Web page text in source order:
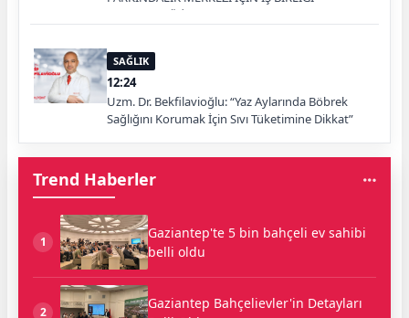
PROTOKOLÜ İMZALANDI
SAĞLIK
12:24
Uzm. Dr. Bekfilavioğlu: “Yaz Aylarında Böbrek
Sağlığını Korumak İçin Sıvı Tüketimine Dikkat”
Trend Haberler
1
Gaziantep'te 5 bin bahçeli ev sahibi
belli oldu
2
Gaziantep Bahçelievler'in Detayları